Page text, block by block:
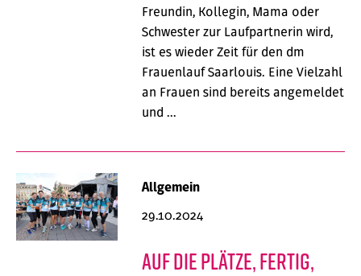
Freundin, Kollegin, Mama oder
Schwester zur Laufpartnerin wird,
ist es wieder Zeit für den dm
Frauenlauf Saarlouis. Eine Vielzahl
an Frauen sind bereits angemeldet
und …
Allgemein
29.10.2024
Auf die Plätze, fertig,